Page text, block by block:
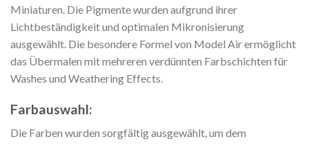
Miniaturen. Die Pigmente wurden aufgrund ihrer
Lichtbeständigkeit und optimalen Mikronisierung
ausgewählt. Die besondere Formel von Model Air ermöglicht
das Übermalen mit mehreren verdünnten Farbschichten für
Washes und Weathering Effects.
Farbauswahl:
Die Farben wurden sorgfältig ausgewählt, um dem